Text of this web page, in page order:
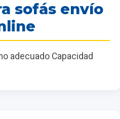
sofás envío
adecuado Capacidad